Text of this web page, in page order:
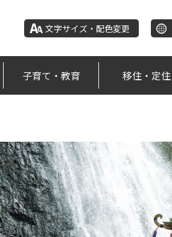
文字サイズ・配色変更
子育て・教育 移住・定住